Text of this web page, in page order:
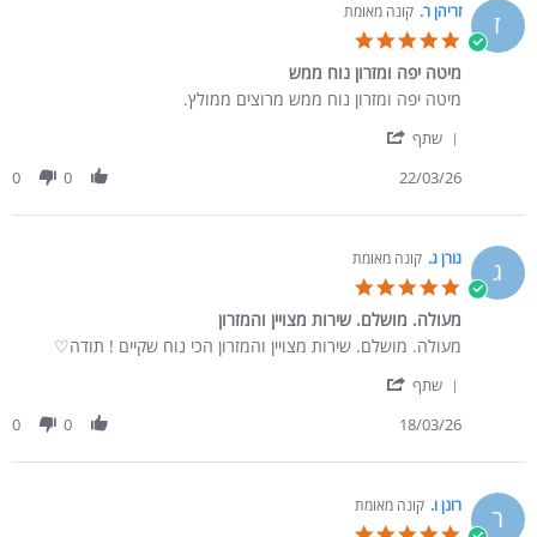
ז זריהן ר. קונה מאומת
מיטה יפה ומזרון נוח ממש
Review by זריהן ר. on 22 Mar 2026
review stating מיטה יפה ומזרון נוח ממש
מיטה יפה ומזרון נוח ממש מרוצים ממולץ.
שתף
22/03/26
0
0
ג גורן ג. קונה מאומת
מעולה. מושלם. שירות מצויין והמזרון
Review by גורן ג. on 18 Mar 2026
review stating מעולה. מושלם. שירות מצויין והמזרון
מעולה. מושלם. שירות מצויין והמזרון הכי נוח שקיים ! תודה♡
שתף
18/03/26
0
0
ר רונן ו. קונה מאומת